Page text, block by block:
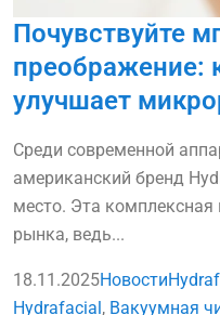
Почувствуйте
преображение:
улучшает
Среди современной
американский бренд
место. Эта
рынка, ведь...
18.11.2025Новости
Hydrafacial , Вакуумная